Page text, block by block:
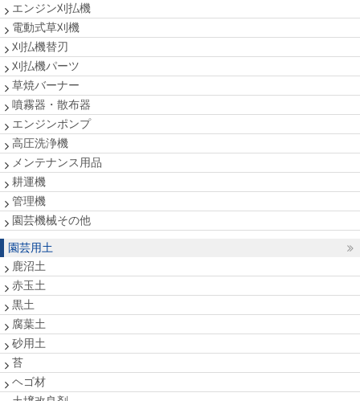
エンジン刈払機
電動式草刈機
刈払機替刃
刈払機パーツ
草焼バーナー
噴霧器・散布器
エンジンポンプ
高圧洗浄機
メンテナンス用品
耕運機
管理機
園芸機械その他
園芸用土
鹿沼土
赤玉土
黒土
腐葉土
砂用土
苔
ヘゴ材